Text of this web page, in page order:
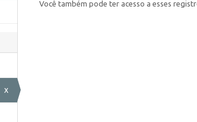
x
Você também pode ter acesso a esses